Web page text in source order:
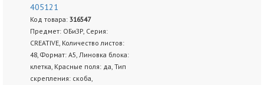
405121
Код товара: 316547
Предмет: ОБиЗР, Серия:
CREATIVE, Количество листов:
48, Формат: А5, Линовка блока:
клетка, Красные поля: да, Тип
скрепления: скоба,